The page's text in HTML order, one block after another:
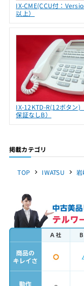
IX-CME(CCU付：
以上）
IX-12KTD-R(12ボタン)
保証なしB）
掲載カテゴリ
TOP IWATSU 岩